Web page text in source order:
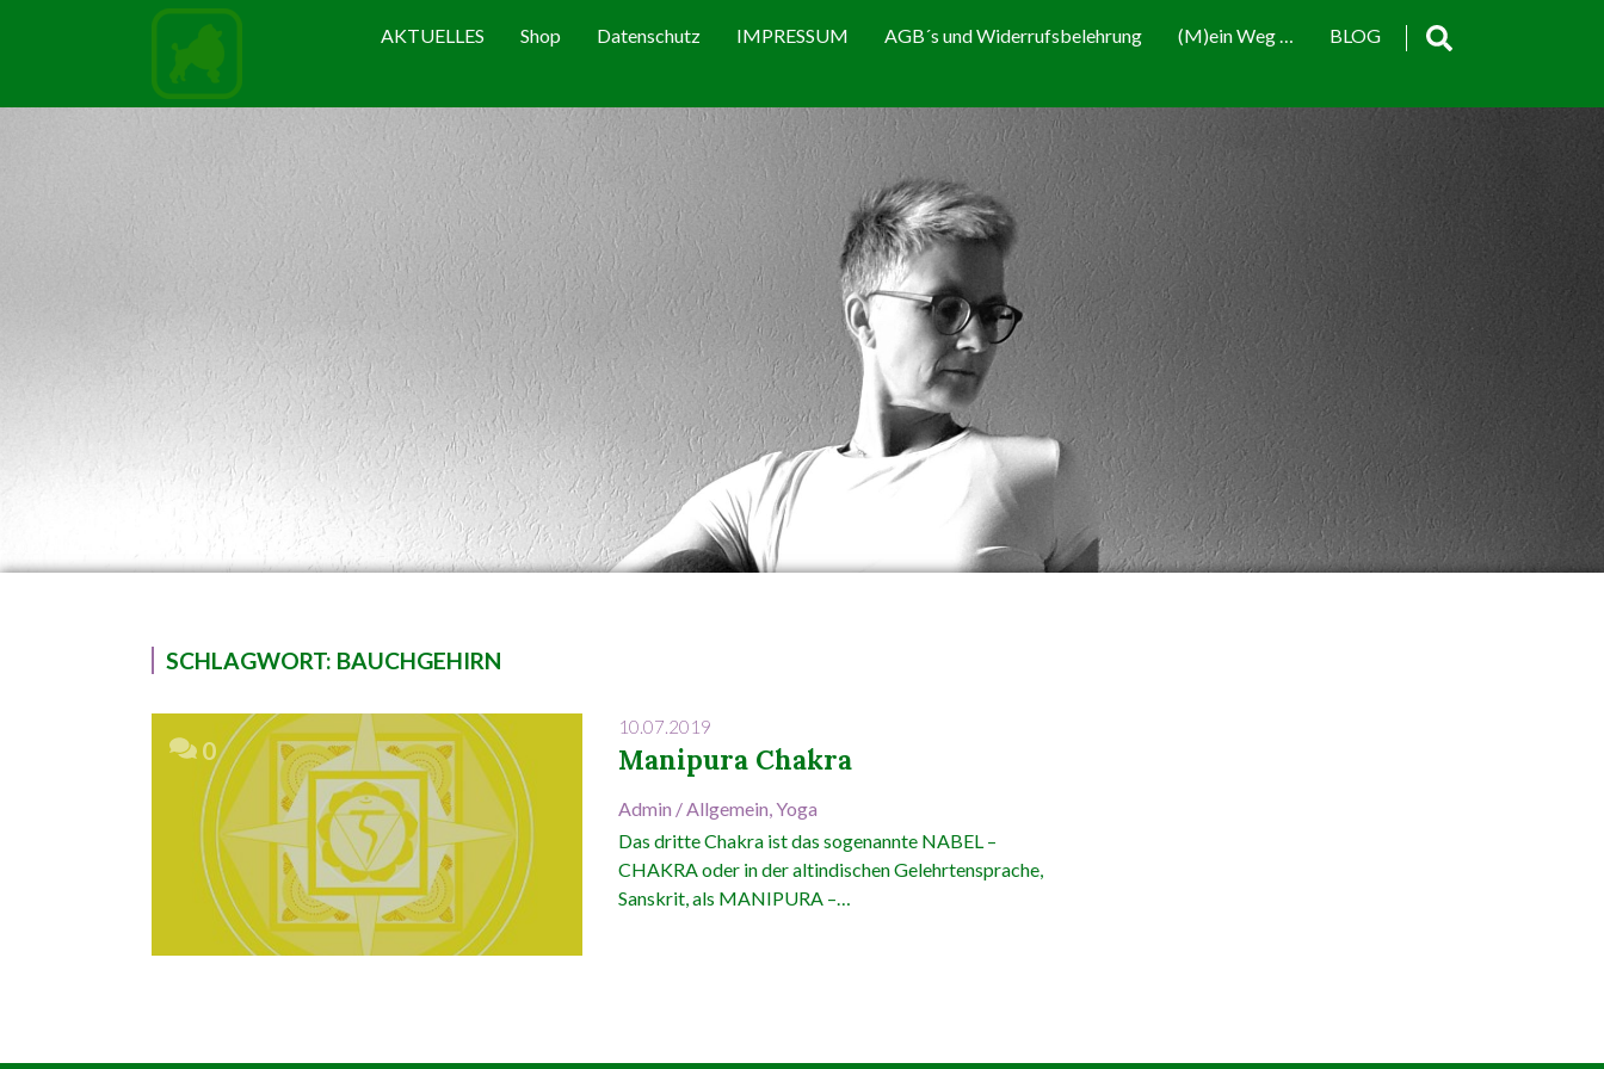
BLOG
(M)ein Weg …
AGB´s und Widerrufsbelehrung
IMPRESSUM
Datenschutz
Shop
AKTUELLES
SCHLAGWORT: BAUCHGEHIRN
0
10.07.2019
Manipura Chakra
Admin /Allgemein,Yoga
Das dritte Chakra ist das sogenannte NABEL –
CHAKRA oder in der altindischen Gelehrtensprache,
Sanskrit, als MANIPURA –…